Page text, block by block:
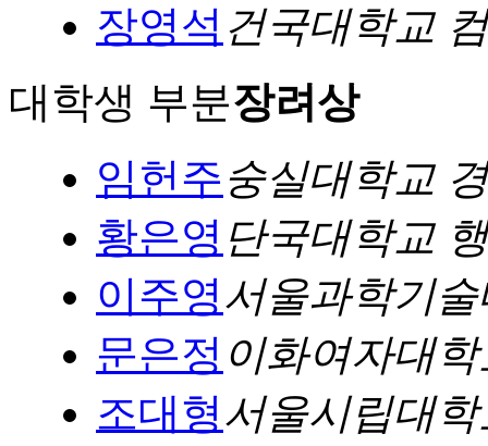
장영석 건국대학교
대학생 부분장려상
임헌주숭실대학교
황은영 단국대학교
이주영서울과학기
문은정 이화여자대
조대형서울시립대